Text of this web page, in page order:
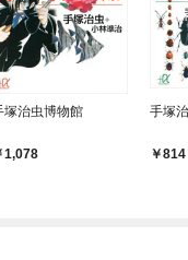
塚治虫博物館
1,078
手塚
814